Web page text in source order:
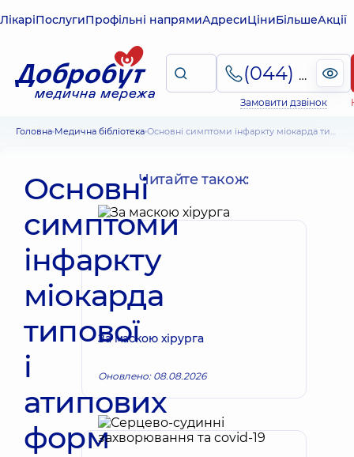
ЛікаріПослугиПрофільні напрямиАдресиЦіниБільшеАкції
(044) 495-2-888
Замовити дзвінок
Головна Медична бібліотека Основні симптоми інфаркту міокарда типової і атипових форм
Основні
симптоми
інфаркту
міокарда
типової
і
атипових
форм
Читайте також:
За маскою хірурга
Оновлено: 08.08.2026